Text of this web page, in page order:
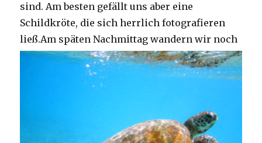
sind. Am besten gefällt uns aber eine
Schildkröte, die sich herrlich fotografieren
ließ.Am späten Nachmittag wandern wir noch